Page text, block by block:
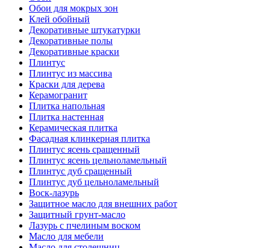
Обои для мокрых зон
Клей обойный
Декоративные штукатурки
Декоративные полы
Декоративные краски
Плинтус
Плинтус из массива
Краски для дерева
Керамогранит
Плитка напольная
Плитка настенная
Керамическая плитка
Фасадная клинкерная плитка
Плинтус ясень сращенный
Плинтус ясень цельноламельный
Плинтус дуб сращенный
Плинтус дуб цельноламельный
Воск-лазурь
Защитное масло для внешних работ
Защитный грунт-масло
Лазурь с пчелиным воском
Масло для мебели